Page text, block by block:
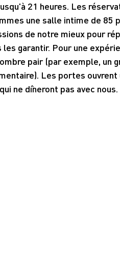
21 heures. Les
une salle intime de 85
de notre mieux pour
garantir. Pour une
pair (par exemple, un
Les portes ouvrent
ne dîneront pas avec nous.